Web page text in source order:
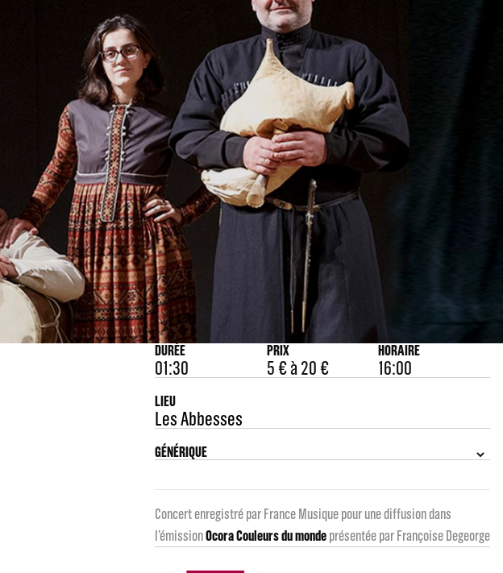
DURÉE
01:30
PRIX
5 € à 20 €
HORAIRE
16:00
LIEU
Les Abbesses
GÉNÉRIQUE
Concert enregistré par France Musique pour une diffusion dans
l’émissionOcora Couleurs du mondeprésentée par Françoise Degeorge